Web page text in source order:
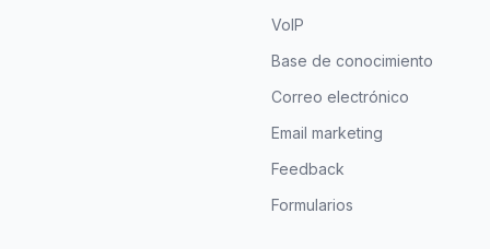
VoIP
Base de conocimiento
Correo electrónico
Email marketing
Feedback
Formularios